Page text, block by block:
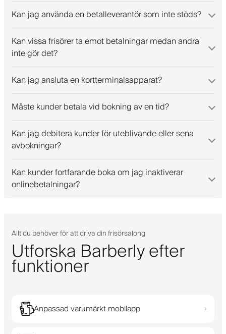
Kan jag använda en betalleverantör som inte stöds?
Kan vissa frisörer ta emot betalningar medan andra
inte gör det?
Kan jag ansluta en kortterminalsapparat?
Måste kunder betala vid bokning av en tid?
Kan jag debitera kunder för uteblivande eller sena
avbokningar?
Kan kunder fortfarande boka om jag inaktiverar
onlinebetalningar?
Allt du behöver för att driva din frisörsalong
Utforska Barberly efter
funktioner
Anpassad varumärkt mobilapp ›